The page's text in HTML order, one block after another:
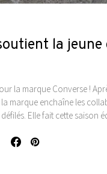
la jeune
la marque Converse !
la marque enchaîne les
Elle fait cette saison